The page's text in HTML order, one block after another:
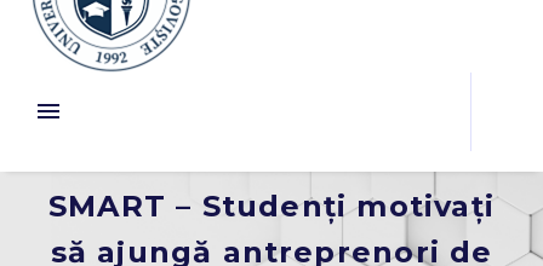
SMART – Studenți motivați
să ajungă antreprenori de